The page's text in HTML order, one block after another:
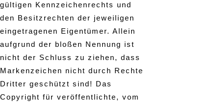
gültigen Kennzeichenrechts und
den Besitzrechten der jeweiligen
eingetragenen Eigentümer. Allein
aufgrund der bloßen Nennung ist
nicht der Schluss zu ziehen, dass
Markenzeichen nicht durch Rechte
Dritter geschützt sind! Das
Copyright für veröffentlichte, vom